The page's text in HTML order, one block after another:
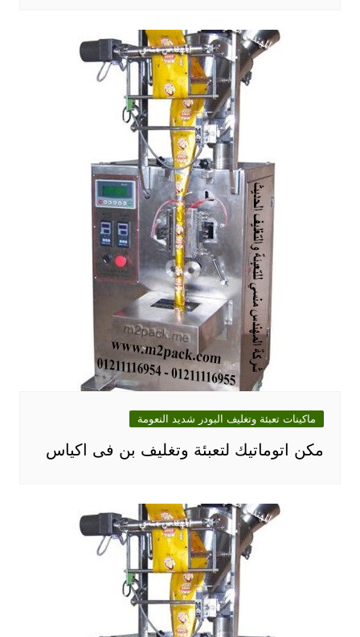
ماكينات تعبئة وتغليف البودر شديد النعومة
مكن اتوماتيك لتعبئة وتغليف بن فى اكياس